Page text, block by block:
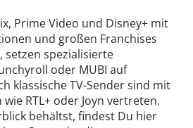
Prime Video und Disney+ mit
und großen Franchises
spezialisierte
oder MUBI auf
klassische TV-Sender sind mit
RTL+ oder Joyn vertreten.
behältst, findest Du hier